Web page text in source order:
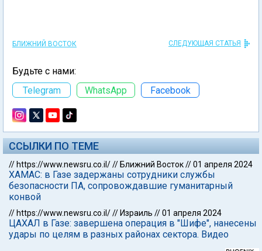
БЛИЖНИЙ ВОСТОК СЛЕДУЮЩАЯ СТАТЬЯ
Будьте с нами:
Telegram
WhatsApp Facebook
ССЫЛКИ ПО ТЕМЕ
// https://www.newsru.co.il/// Ближний Восток//01 апреля 2024
ХАМАС: в Газе задержаны сотрудники службы
безопасности ПА, сопровождавшие гуманитарный
конвой
// https://www.newsru.co.il/// Израиль //01 апреля 2024
ЦАХАЛ в Газе: завершена операция в "Шифе", нанесены
удары по целям в разных районах сектора. Видео